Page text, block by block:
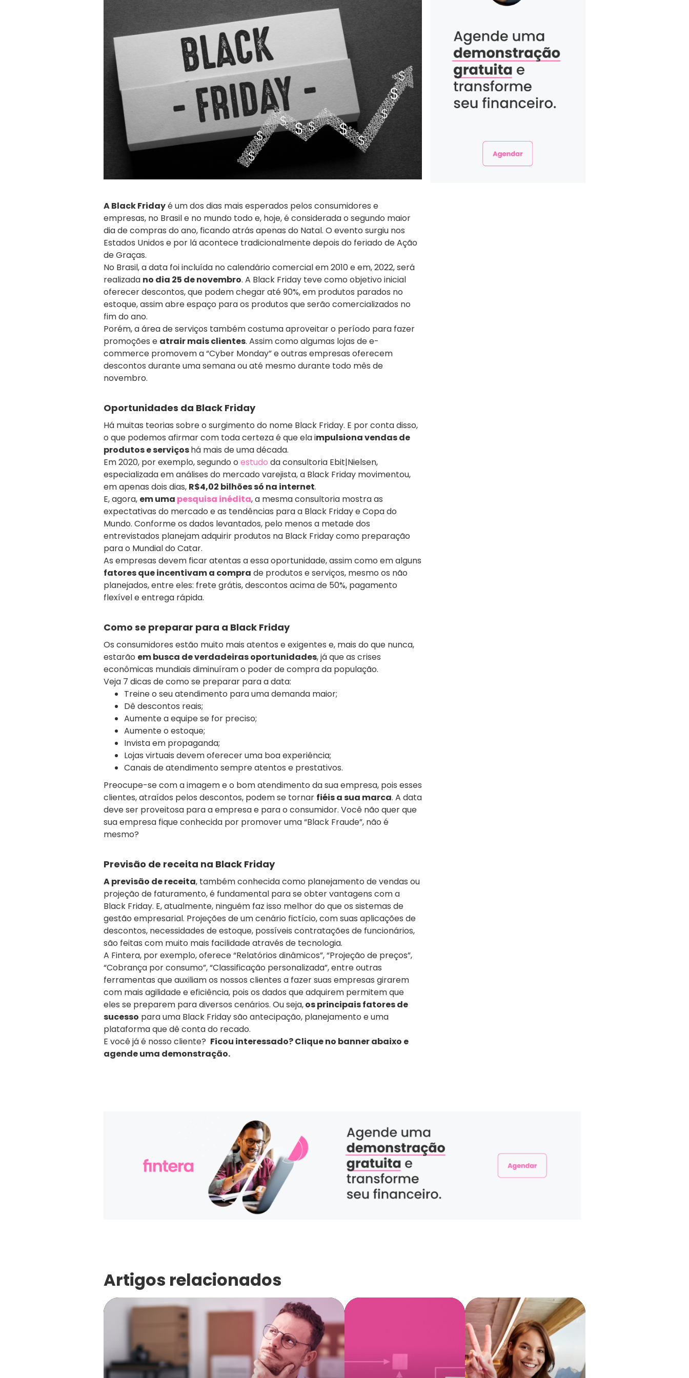
A Black Fridayé um dos dias mais esperados pelos consumidores e
empresas, no Brasil e no mundo todo e, hoje, é considerada o segundo maior
dia de compras do ano, ficando atrás apenas do Natal. O evento surgiu nos
Estados Unidos e por lá acontece tradicionalmente depois do feriado de Ação
de Graças.
No Brasil, a data foi incluída no calendário comercial em 2010 e em, 2022, será
realizada no dia 25 de novembro. A Black Friday teve como objetivo inicial
oferecer descontos, que podem chegar até 90%, em produtos parados no
estoque, assim abre espaço para os produtos que serão comercializados no
fim do ano.
Porém, a área de serviços também costuma aproveitar o período para fazer
promoções e atrair mais clientes. Assim como algumas lojas de e-
commerce promovem a “Cyber Monday” e outras empresas oferecem
descontos durante uma semana ou até mesmo durante todo mês de
novembro.
Oportunidades da Black Friday
Há muitas teorias sobre o surgimento do nome Black Friday. E por conta disso,
o que podemos afirmar com toda certeza é que ela impulsiona vendas de
produtos e serviçoshá mais de uma década.
Em 2020, por exemplo, segundo o estudo da consultoria Ebit|Nielsen,
especializada em análises do mercado varejista, a Black Friday movimentou,
em apenas dois dias, R$4,02 bilhões só na internet.
E, agora, em uma pesquisa inédita, a mesma consultoria mostra as
expectativas do mercado e as tendências para a Black Friday e Copa do
Mundo. Conforme os dados levantados, pelo menos a metade dos
entrevistados planejam adquirir produtos na Black Friday como preparação
para o Mundial do Catar.
As empresas devem ficar atentas a essa oportunidade, assim como em alguns
fatores que incentivam a compra de produtos e serviços, mesmo os não
planejados, entre eles: frete grátis, descontos acima de 50%, pagamento
flexível e entrega rápida.
Como se preparar para a Black Friday
Os consumidores estão muito mais atentos e exigentes e, mais do que nunca,
estarão em busca de verdadeiras oportunidades, já que as crises
econômicas mundiais diminuíram o poder de compra da população.
Veja 7 dicas de como se preparar para a data:
Treine o seu atendimento para uma demanda maior;
Dê descontos reais;
Aumente a equipe se for preciso;
Aumente o estoque;
Invista em propaganda;
Lojas virtuais devem oferecer uma boa experiência;
Canais de atendimento sempre atentos e prestativos.
Preocupe-se com a imagem e o bom atendimento da sua empresa, pois esses
clientes, atraídos pelos descontos, podem se tornar fiéis a sua marca. A data
deve ser proveitosa para a empresa e para o consumidor. Você não quer que
sua empresa fique conhecida por promover uma “Black Fraude”, não é
mesmo?
Previsão de receita na Black Friday
A previsão de receita, também conhecida como planejamento de vendas ou
projeção de faturamento, é fundamental para se obter vantagens com a
Black Friday. E, atualmente, ninguém faz isso melhor do que os sistemas de
gestão empresarial. Projeções de um cenário fictício, com suas aplicações de
descontos, necessidades de estoque, possíveis contratações de funcionários,
são feitas com muito mais facilidade através de tecnologia.
A Fintera, por exemplo, oferece “Relatórios dinâmicos”, “Projeção de preços”,
“Cobrança por consumo”, “Classificação personalizada”, entre outras
ferramentas que auxiliam os nossos clientes a fazer suas empresas girarem
com mais agilidade e eficiência, pois os dados que adquirem permitem que
eles se preparem para diversos cenários. Ou seja,os principais fatores de
sucesso para uma Black Friday são antecipação, planejamento e uma
plataforma que dê conta do recado.
E você já é nosso cliente? Ficou interessado? Clique no banner abaixo e
agende uma demonstração.
Artigos relacionados